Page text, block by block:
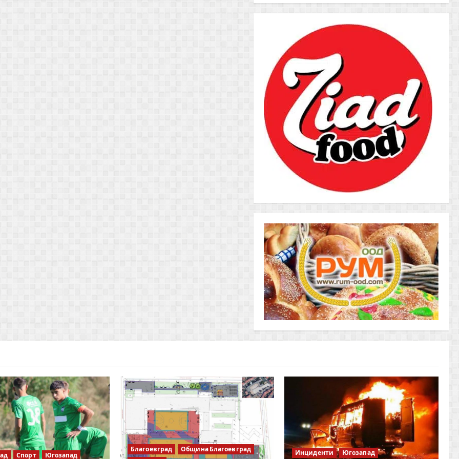
Спорт Югозапад
Благоевград
Община Благоевград
Инциденти Югозапад